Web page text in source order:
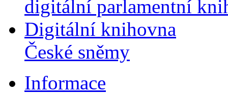
digitální parlamentní
Digitální knihovna
České sněmy
Informace